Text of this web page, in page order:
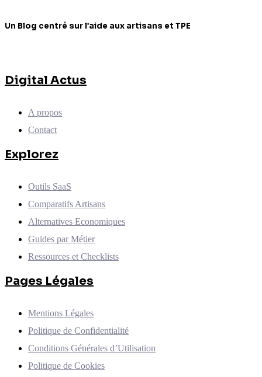
Un Blog centré sur l’aide aux artisans et TPE
Digital Actus
A propos
Contact
Explorez
Outils SaaS
Comparatifs Artisans
Alternatives Economiques
Guides par Métier
Ressources et Checklists
Pages Légales
Mentions Légales
Politique de Confidentialité
Conditions Générales d’Utilisation
Politique de Cookies